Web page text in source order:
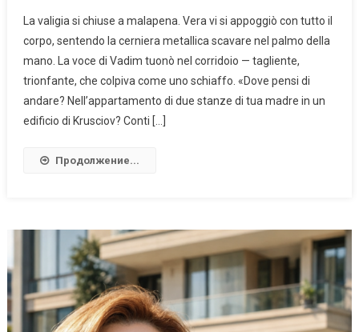
La valigia si chiuse a malapena. Vera vi si appoggiò con tutto il
corpo, sentendo la cerniera metallica scavare nel palmo della
mano. La voce di Vadim tuonò nel corridoio — tagliente,
trionfante, che colpiva come uno schiaffo. «Dove pensi di
andare? Nell’appartamento di due stanze di tua madre in un
edificio di Krusciov? Conti […]
Продолжение...